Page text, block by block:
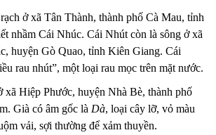
ở xã Tân Thành, thành phố Cà Mau, tỉnh
nhầm Cái Nhúc. Cái Nhút còn là sông ở xã
huyện Gò Quao, tỉnh Kiên Giang. Cái
rau nhút”, một loại rau mọc trên mặt nước.
xã Hiệp Phước, huyện Nhà Bè, thành phố
Già có âm gốc là Dà, loại cây lỡ, vỏ màu
vải, sợi thường để xảm thuyền.